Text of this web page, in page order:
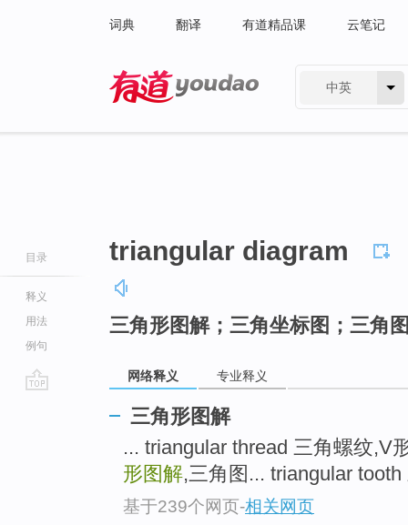
词典 翻译 有道精品课 云笔记
中英
目录
释义
用法
例句
triangular diagram
三角形图解；三角坐标图；三角
网络释义 专业释义
三角形图解
... triangular thread 三角螺纹,V
形图解,三角图... triangular
基于239个网页-相关网页